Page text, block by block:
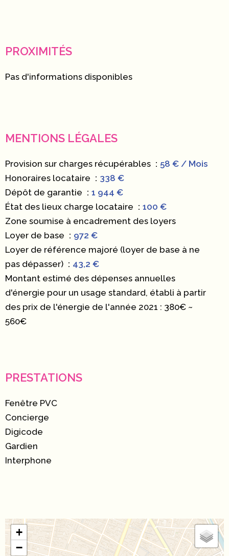
PROXIMITÉS
Pas d'informations disponibles
MENTIONS LÉGALES
Provision sur charges récupérables
58 € / Mois
Honoraires locataire
338 €
Dépôt de garantie
1 944 €
État des lieux charge locataire
100 €
Zone soumise à encadrement des loyers
Loyer de base
972 €
Loyer de référence majoré (loyer de base à ne
pas dépasser)
43,2 €
Montant estimé des dépenses annuelles
d'énergie pour un usage standard, établi à partir
des prix de l'énergie de l'année 2021 : 380€ ~
560€
PRESTATIONS
Fenêtre PVC
Concierge
Digicode
Gardien
Interphone
+
−